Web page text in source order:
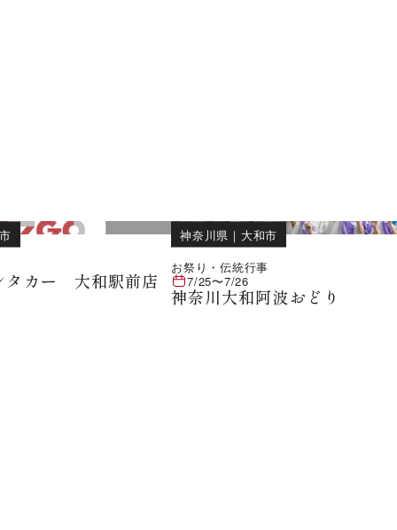
タカー 大和駅前店
神奈川県 ｜ 大和市
お祭り・伝統行事
7/25〜7/26
神奈川大和阿波おどり